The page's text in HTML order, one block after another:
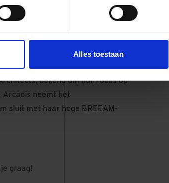
Alles toestaan
in beperkte proefvolumes
Experience, waar in
bekend om hun focus op
Arcadis neemt het
sluit met haar hoge BREEAM-
graag!